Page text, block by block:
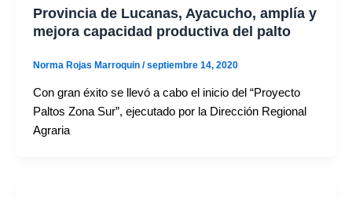
Provincia de Lucanas, Ayacucho, amplía y
mejora capacidad productiva del palto
Norma Rojas Marroquin /septiembre 14, 2020
Con gran éxito se llevó a cabo el inicio del “Proyecto
Paltos Zona Sur”, ejecutado por la Dirección Regional
Agraria